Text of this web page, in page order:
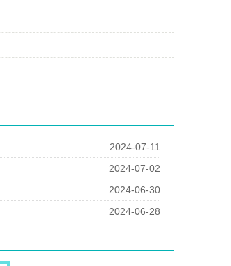
2024-07-11
2024-07-02
2024-06-30
2024-06-28